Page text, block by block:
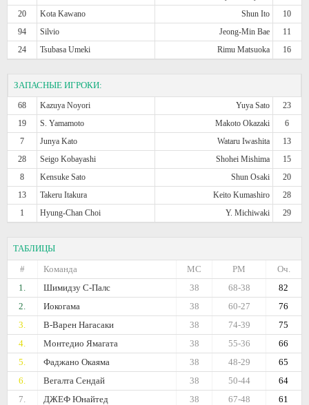
20
Kota Kawano Shun Ito
10
94
Silvio Jeong-Min Bae
11
24
Tsubasa Umeki Rimu Matsuoka 16
ЗАПАСНЫЕ ИГРОКИ:
68 Kazuya Noyori Yuya Sato
23
19
S. Yamamoto Makoto Okazaki
6
7
Junya Kato Wataru Iwashita
13
28
Seigo Kobayashi Shohei Mishima
15
8
Kensuke Sato Shun Osaki
20
13
Takeru Itakura Keito Kumashiro
28
1
Hyung-Chan Choi Y. Michiwaki 29
ТАБЛИЦЫ
#
Команда Оч.
РМ
МС
1.
Шимидзу С-Палс 82
68-38
38
2.
Иокогама 76
60-27
38
3.
В-Варен Нагасаки 75
74-39
38
4.
Монтедио Ямагата 66
55-36
38
5.
Фаджано Окаяма 65
48-29
38
6.
Вегалта Сендай 64
50-44
38
7.
ДЖЕФ Юнайтед 61
67-48
38